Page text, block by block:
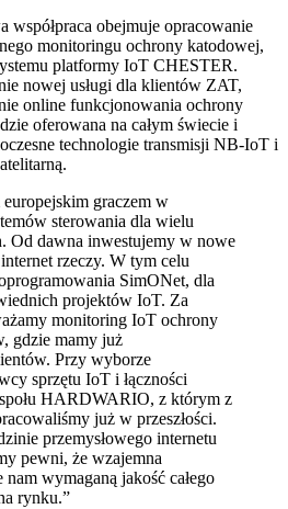
współpraca obejmuje opracowanie
monitoringu ochrony katodowej,
platformy IoT CHESTER.
nowej usługi dla klientów ZAT,
online funkcjonowania ochrony
oferowana na całym świecie i
technologie transmisji NB-IoT i
europejskim graczem w
sterowania dla wielu
Od dawna inwestujemy w nowe
rzeczy. W tym celu
SimONet, dla
projektów IoT. Za
monitoring IoT ochrony
gdzie mamy już
Przy wyborze
sprzętu IoT i łączności
HARDWARIO, z którym z
już w przeszłości.
przemysłowego internetu
pewni, że wzajemna
nam wymaganą jakość całego
rynku.”